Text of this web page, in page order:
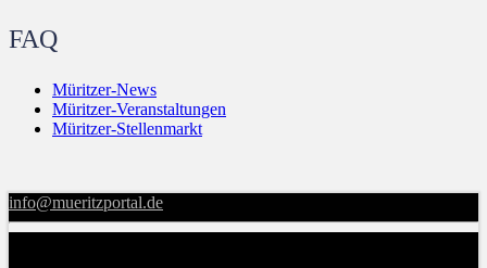
FAQ
Müritzer-News
Müritzer-Veranstaltungen
Müritzer-Stellenmarkt
info@mueritzportal.de